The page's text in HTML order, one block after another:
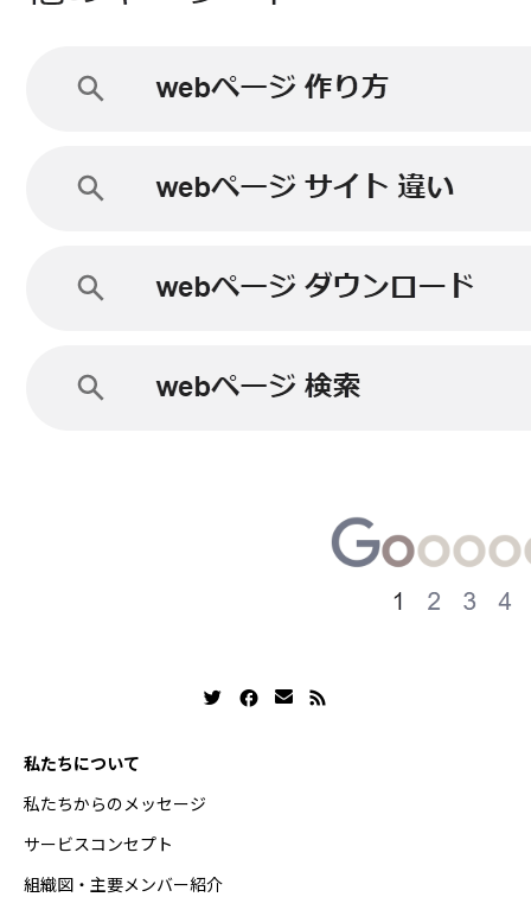
私たちについて
私たちからのメッセージ
サービスコンセプト
組織図・主要メンバー紹介